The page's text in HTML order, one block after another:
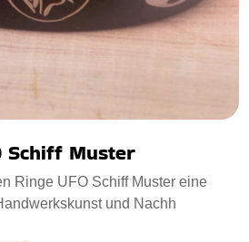
Schiff Muster
Ringe UFO Schiff Muster eine
und Nachh